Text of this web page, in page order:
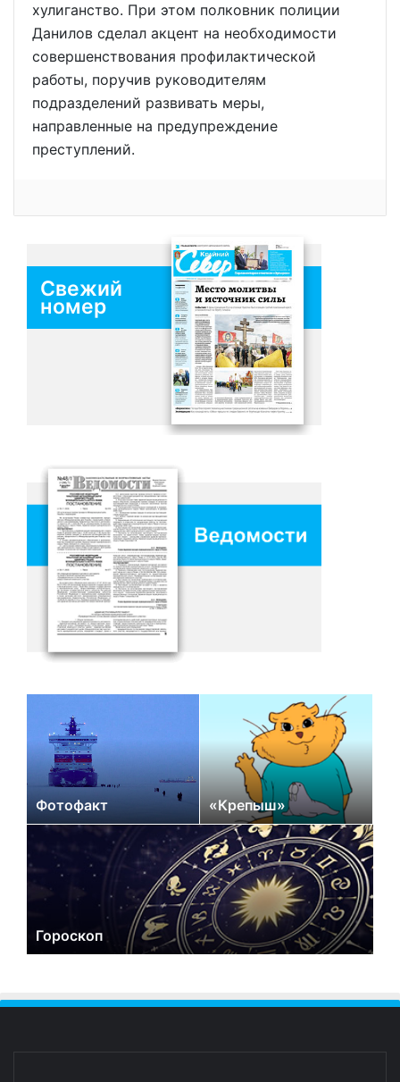
хулиганство. При этом полковник полиции
Данилов сделал акцент на необходимости
совершенствования профилактической
работы, поручив руководителям
подразделений развивать меры,
направленные на предупреждение
преступлений.
Свежий
номер
Фотофакт «Крепыш»
Гороскоп